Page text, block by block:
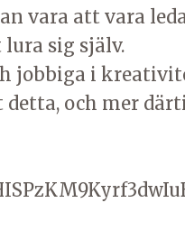
vara att vara
sig själv.
jobbiga i
och mer